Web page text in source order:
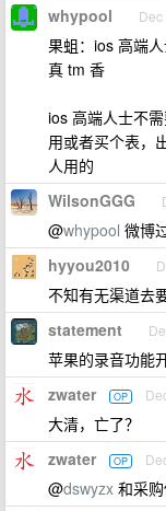
whypool
果蛆：ios 高端
真 tm 香
ios 高端人士不
用或者买个表，
人用的
WilsonGGG
@whypool 微博
hyyou2010
不知有无渠道去
statement
苹果的录音功能
zwater OP
大清，亡了？
zwater OP
@dswyzx 和采